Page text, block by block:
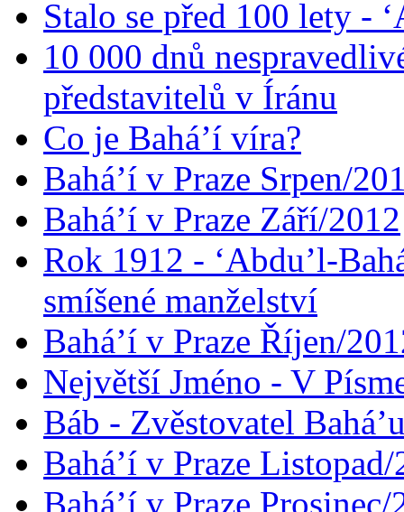
Stalo se před 100 lety -
10 000 dnů
představitelů v Íránu
Co je Bahá’í víra?
Bahá’í v Praze Srpen/
Bahá’í v Praze Září/2012
Rok 1912 - ‘Abdu’l-
smíšené manželství
Bahá’í v Praze Říjen/
Největší Jméno - V
Báb - Zvěstovatel
Bahá’í v Praze
Bahá’í v Praze Prosinec/